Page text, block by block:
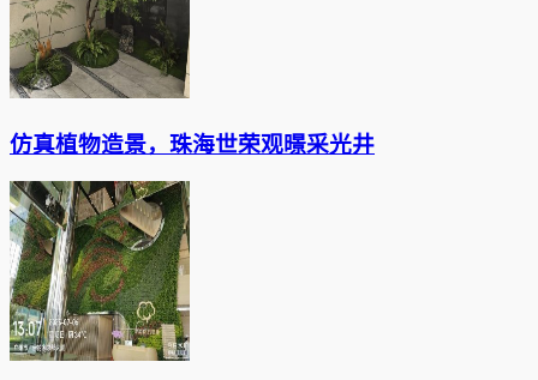
仿真植物造景，珠海世荣观暻采光井